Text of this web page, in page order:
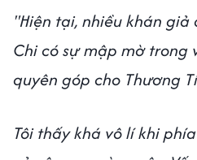
"Hiện tại, nhiều khán giả
Chi có sự mập mờ trong
quyên góp cho Thương
Tôi thấy khá vô lí khi